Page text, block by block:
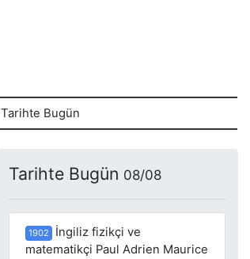
Tarihte Bugün
Tarihte Bugün 08/08
1902
İngiliz fizikçi ve
matematikçi Paul Adrien Maurice